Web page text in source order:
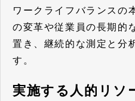
ワークライフバランスの
の変革や従業員の長期的
置き、継続的な測定と分
す。
実施する人的リソ